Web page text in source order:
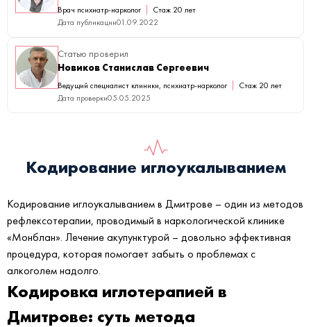
Врач психиатр-нарколог
Стаж 20 лет
Дата публикации01.09.2022
Статью проверил
Новиков Станислав Сергеевич
Ведущий специалист клиники, психиатр-нарколог
Стаж 20 лет
Дата проверки05.05.2025
Кодирование иглоукалыванием
Кодирование иглоукалыванием в Дмитрове – один из методов
рефлексотерапии, проводимый в наркологической клинике
«Монблан». Лечение акупунктурой – довольно эффективная
процедура, которая помогает забыть о проблемах с
алкоголем надолго.
Кодировка иглотерапией в
Дмитрове: суть метода